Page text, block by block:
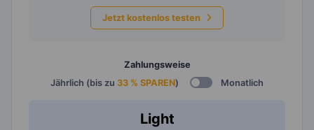
Jetzt kostenlos testen
Zahlungsweise
Jährlich (bis zu 33 % SPAREN) Monatlich
Light